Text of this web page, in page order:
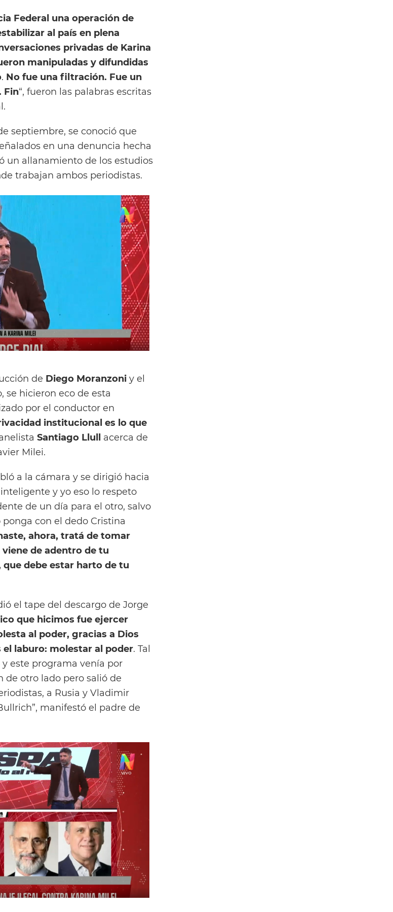
Federal una operación de
al país en plena
privadas de Karina
manipuladas y difundidas
. No fue una filtración. Fue un
Fin“, fueron las palabras escritas
septiembre, se conoció que
en una denuncia hecha
un allanamiento de los estudios
trabajan ambos periodistas.
de Diego Moranzoni y el
hicieron eco de esta
por el conductor en
institucional es lo que
Santiago Llull acerca de
Milei.
a la cámara y se dirigió hacia
y yo eso lo respeto
de un día para el otro, salvo
con el dedo Cristina
ahora, tratá de tomar
de adentro de tu
debe estar harto de tu
el tape del descargo de Jorge
que hicimos fue ejercer
al poder, gracias a Dios
el laburo: molestar al poder. Tal
este programa venía por
de otro lado pero salió de
a Rusia y Vladimir
manifestó el padre de